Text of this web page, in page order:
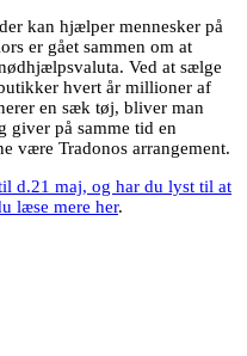
kan hjælper mennesker på
er gået sammen om at
Ved at sælge
hvert år millioner af
en sæk tøj, bliver man
giver på samme tid en
være Tradonos arrangement.
d.21 maj, og har du lyst til at
læse mere her.